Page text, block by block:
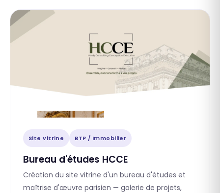
Site vitrine BTP / Immobilier
Bureau d'études HCCE
Création du site vitrine d'un bureau d'études et
maîtrise d'œuvre parisien — galerie de projets,